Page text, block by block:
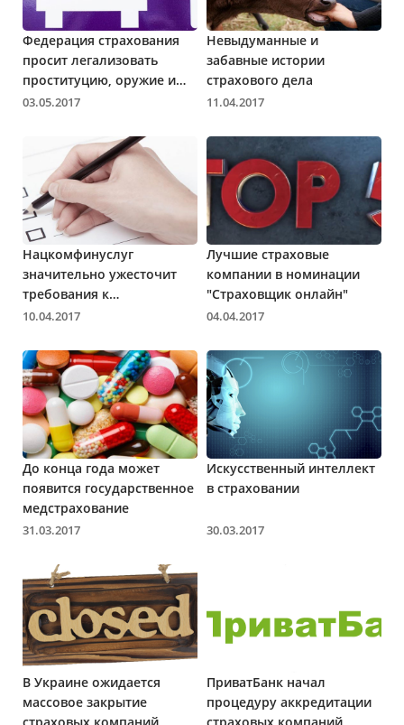
Федерация страхования
просит легализовать
проституцию, оружие и
наркотики
03.05.2017
Невыдуманные и
забавные истории
страхового дела
11.04.2017
Нацкомфинуслуг
значительно ужесточит
требования к
страховщикам
10.04.2017
Лучшие страховые
компании в номинации
"Страховщик онлайн"
04.04.2017
До конца года может
появится государственное
медстрахование
31.03.2017
Искусственный интеллект
в страховании
30.03.2017
В Украине ожидается
массовое закрытие
ПриватБанк начал
процедуру аккредитации